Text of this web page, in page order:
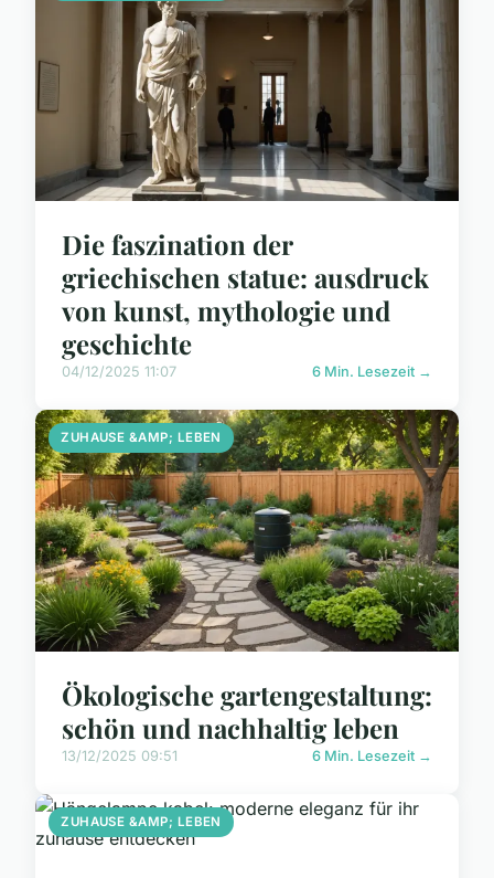
Die faszination der
griechischen statue: ausdruck
von kunst, mythologie und
geschichte
04/12/2025 11:07 6 Min. Lesezeit →
ZUHAUSE &AMP; LEBEN
Ökologische gartengestaltung:
schön und nachhaltig leben
13/12/2025 09:51 6 Min. Lesezeit →
ZUHAUSE &AMP; LEBEN